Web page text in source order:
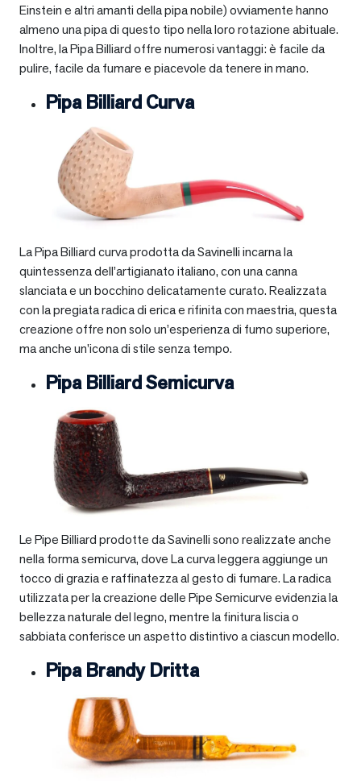
Einstein e altri amanti della pipa nobile) ovviamente hanno
almeno una pipa di questo tipo nella loro rotazione abituale.
Inoltre, la Pipa Billiard offre numerosi vantaggi: è facile da
pulire, facile da fumare e piacevole da tenere in mano.
Pipa Billiard Curva
La Pipa Billiard curva prodotta da Savinelli incarna la
quintessenza dell’artigianato italiano, con una canna
slanciata e un bocchino delicatamente curato. Realizzata
con la pregiata radica di erica e rifinita con maestria, questa
creazione offre non solo un’esperienza di fumo superiore,
ma anche un’icona di stile senza tempo.
Pipa Billiard Semicurva
Le Pipe Billiard prodotte da Savinelli sono realizzate anche
nella forma semicurva, dove La curva leggera aggiunge un
tocco di grazia e raffinatezza al gesto di fumare. La radica
utilizzata per la creazione delle Pipe Semicurve evidenzia la
bellezza naturale del legno, mentre la finitura liscia o
sabbiata conferisce un aspetto distintivo a ciascun modello.
Pipa Brandy Dritta